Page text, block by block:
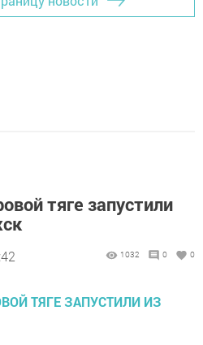
тяге запустили
1032 0 0